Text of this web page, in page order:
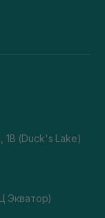
1В (Duck's Lake)
Экватор)